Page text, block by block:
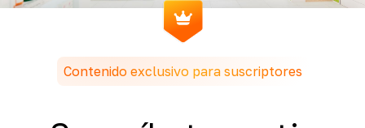
Cómo organizar mi droguería: guía
Contenido exclusivo para suscriptores